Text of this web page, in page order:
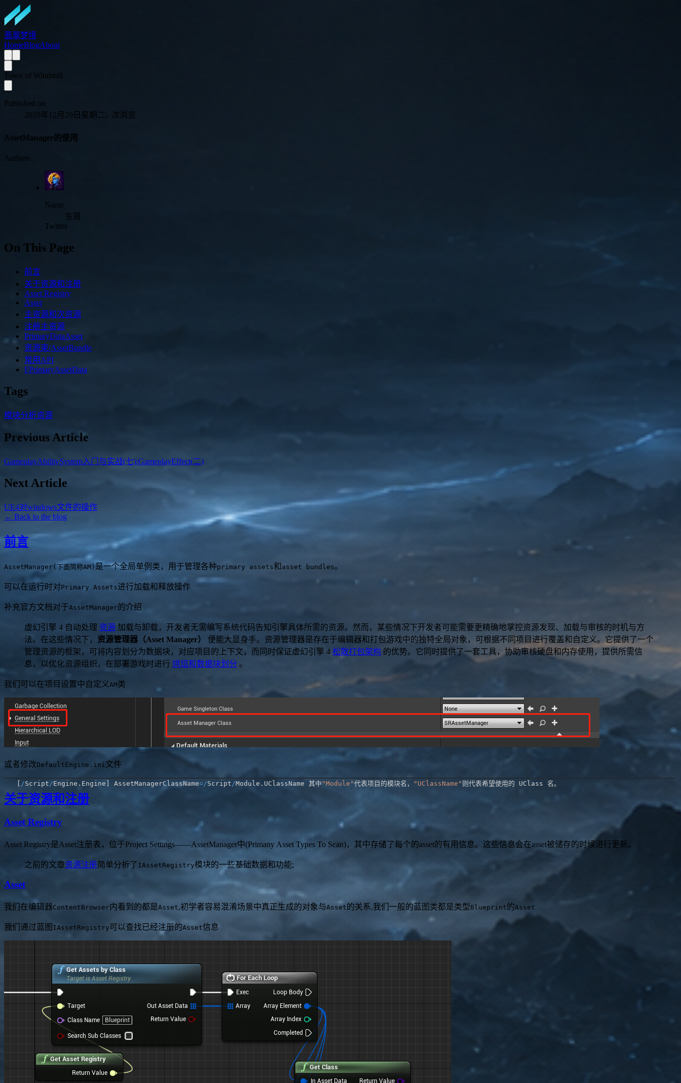
翡翠梦境
HomeBlogAbout
Town of Windmill
Published on
2020年12月29日星期二|- 次浏览
AssetManager的使用
Authors
Name
东哥
Twitter
On This Page
前言
关于资源和注册
Asset Registry
Asset
主资源和次资源
注册主资源
PrimaryDataAsset
资源束/AssetBundle
常用API
FPrimaryAssetData
Tags
模块分析资源
Previous Article
GameplayAbilitySystem入门与实战(七):GameplayEffect(二)
Next Article
UE4对windows文件的操作
← Back to the blog
前言
AssetManager(下面简称AM) 是一个全局单例类，用于管理各种primary assets和 asset bundles。
可以在运行时对Primary Assets进行加载和释放操作
补充官方文档对于AssetManager的介绍
虚幻引擎 4 自动处理 资源 加载与卸载，开发者无需编写系统代码告知引擎具体所需的资源。然而，某些情况下开发者可能需要更精确地掌控资源发现、加载与审核的时机与方
法。在这些情况下， 资源管理器（Asset Manager）
便能大显身手。资源管理器是存在于编辑器和打包游戏中的独特全局对象，可根据不同项目进行覆盖和自定义。它提供了一个
管理资源的框架，可将内容划分为数据块，对应项目的上下文，而同时保证虚幻引擎 4 松散打包架构 的优势。它同时提供了一套工具，协助审核硬盘和内存使用，提供所需信
息，以优化资源组织，在部署游戏时进行 烘焙和数据块划分 。
我们可以在项目设置中自定义AM类
或者修改DefaultEngine.ini文件
/Script/Engine . Engine AssetManagerClassName=/Script/Module . UClassName 其中 "Module"代表项目的模块名， "UClassName"
关于资源和注册
Asset Registry
Asset Registry是Asset注册表，位于Project Settings——AssetManager中(Primany Asset Types To Scan)，其中存储了每个的asset的有用信息。这些信息会在asset被储存的时候进行更新。
之前的文章资源注册简单分析了 IAssetRegistry模块的一些基础数据和功能;
Asset
我们在编辑器ContentBrowser内看到的都是Asset,初学者容易混淆场景中真正生成的对象与Asset的关系,我们一般的蓝图类都是类型Blueprint的Asset
我们通过蓝图 IAssetRegistry可以查找已经注册的Asset信息